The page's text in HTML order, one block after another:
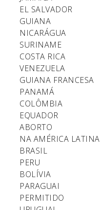
EL SALVADOR
GUIANA
NICARÁGUA
SURINAME
COSTA RICA
VENEZUELA
GUIANA FRANCESA
PANAMÁ
COLÔMBIA
EQUADOR
ABORTO
NA AMÉRICA LATINA
BRASIL
PERU
BOLÍVIA
PARAGUAI
PERMITIDO